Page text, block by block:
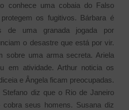
conhece uma cobaia do Falso
os fugitivos. Bárbara é
de uma granada jogada por
o desastre que está por vir.
sobre uma arma secreta. Ariela
em atividade. Arthur noticia os
e Ângela ficam preocupadas.
diz que o Rio de Janeiro
cobra seus homens. Susana diz